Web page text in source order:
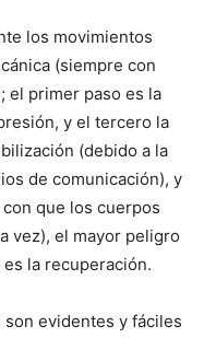
los movimientos
(siempre con
el primer paso es la
y el tercero la
(debido a la
de comunicación), y
que los cuerpos
vez), el mayor peligro
la recuperación.
evidentes y fáciles